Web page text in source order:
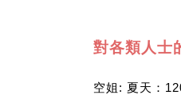
對各類人士
空姐: 夏天：